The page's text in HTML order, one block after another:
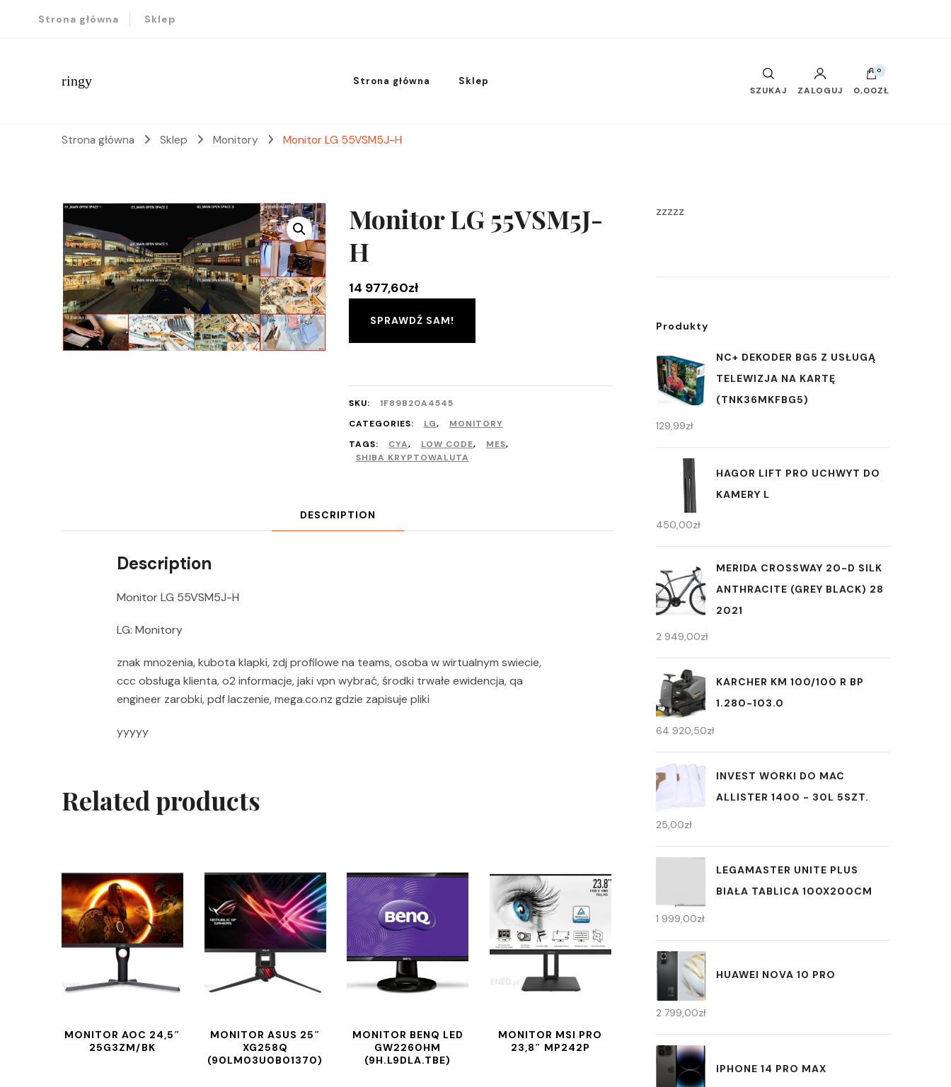
Strona główna Sklep
ringy Strona główna Sklep
SZUKAJ ZALOGUJ
0
0,00ZŁ
Strona główna Sklep Monitory Monitor LG 55VSM5J-H
Monitor LG 55VSM5J-
H
14 977,60zł
SPRAWDŹ SAM!
SKU:
1F89B20A4545
CATEGORIES:
LG,
MONITORY
TAGS:
CYA, LOW CODE, MES,
SHIBA KRYPTOWALUTA
DESCRIPTION
Description
Monitor LG 55VSM5J-H
LG: Monitory
znak mnozenia, kubota klapki, zdj profilowe na teams, osoba w wirtualnym swiecie,
ccc obsługa klienta, o2 informacje, jaki vpn wybrać, środki trwałe ewidencja, qa
engineer zarobki, pdf laczenie, mega.co.nz gdzie zapisuje pliki
yyyyy
Related products
MONITOR AOC 24,5″
25G3ZM/BK
MONITOR ASUS 25″
XG258Q
(90LM03U0B01370)
MONITOR BENQ LED
GW2260HM
(9H.L9DLA.TBE)
MONITOR MSI PRO
23,8″ MP242P
zzzzz
Produkty
NC+ DEKODER BG5 Z USŁUGĄ
TELEWIZJA NA KARTĘ
(TNK36MKFBG5)
129,99zł
HAGOR LIFT PRO UCHWYT DO
KAMERY L
450,00zł
MERIDA CROSSWAY 20-D SILK
ANTHRACITE (GREY BLACK) 28
2021
2 949,00zł
KARCHER KM 100/100 R BP
1.280-103.0
64 920,50zł
INVEST WORKI DO MAC
ALLISTER 1400 - 30L 5SZT.
25,00zł
LEGAMASTER UNITE PLUS
BIAŁA TABLICA 100X200CM
1 999,00zł
HUAWEI NOVA 10 PRO
2 799,00zł
IPHONE 14 PRO MAX